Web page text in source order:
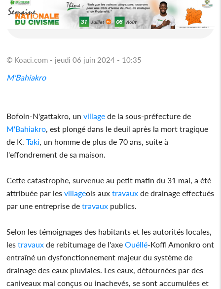
© Koaci.com - jeudi 06 juin 2024 - 10:35
M'Bahiakro
Bofoin-N'gattakro, unvillage de la sous-préfecture de
M'Bahiakro, est plongé dans le deuil après la mort tragique
de K.Taki, un homme de plus de 70 ans, suite à
l'effondrement de sa maison.
Cette catastrophe, survenue au petit matin du 31 mai, a été
attribuée par lesvillageois auxtravaux de drainage effectués
par une entreprise detravaux publics.
Selon les témoignages des habitants et les autorités locales,
lestravaux de rebitumage de l'axeOuéllé-Koffi Amonkro ont
entraîné un dysfonctionnement majeur du système de
drainage des eaux pluviales. Les eaux, détournées par des
caniveaux mal conçus ou inachevés, se sont accumulées et